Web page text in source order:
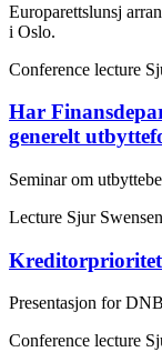
Europarettslunsj
i Oslo.
Conference lecture
Har
generelt
Seminar om
Lecture Sjur
Presentasjon for
Conference lecture